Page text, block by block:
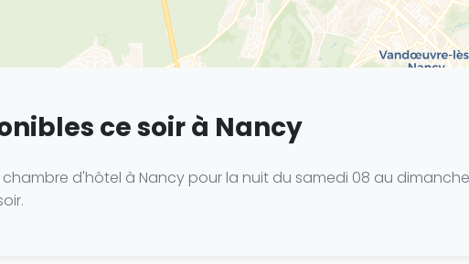
ce soir à Nancy
chambre d'hôtel à Nancy pour la nuit du samedi 08 au